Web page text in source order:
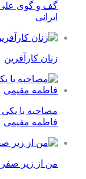
گف و گوی علی
ایرانی
زنان کارآفرین
مصاحبه با یکی
فاطمه مقیمی
من از زیر